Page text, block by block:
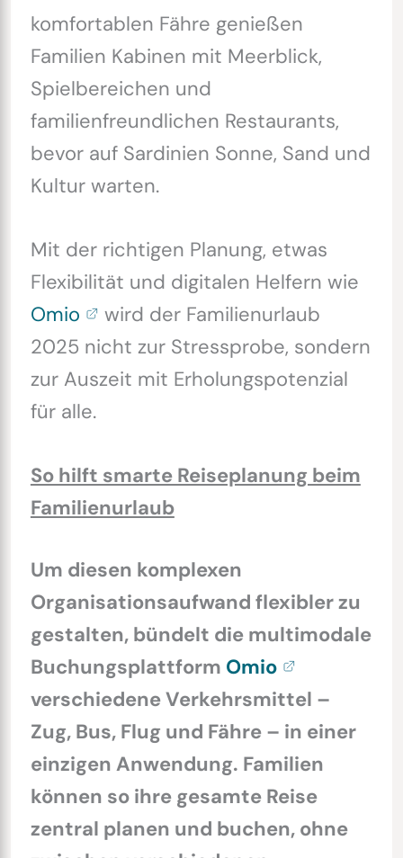
komfortablen Fähre genießen
Familien Kabinen mit Meerblick,
Spielbereichen und
familienfreundlichen Restaurants,
bevor auf Sardinien Sonne, Sand und
Kultur warten.
Mit der richtigen Planung, etwas
Flexibilität und digitalen Helfern wie
Omio
wird der Familienurlaub
2025 nicht zur Stressprobe, sondern
zur Auszeit mit Erholungspotenzial
für alle.
So hilft smarte Reiseplanung beim
Familienurlaub
Um diesen komplexen
Organisationsaufwand flexibler zu
gestalten, bündelt die multimodale
Buchungsplattform Omio
verschiedene Verkehrsmittel –
Zug, Bus, Flug und Fähre – in einer
einzigen Anwendung. Familien
können so ihre gesamte Reise
zentral planen und buchen, ohne